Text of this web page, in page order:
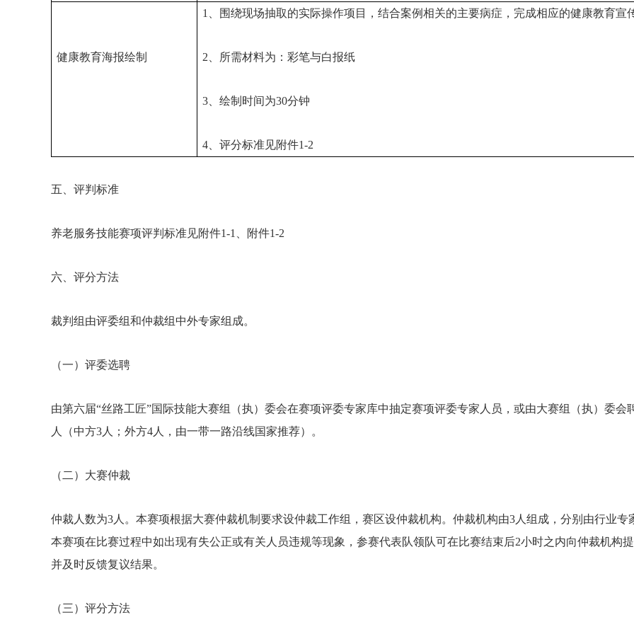
健康教育海报绘制
1、围绕现场抽取的实际操作项目，结合案例相关的主要病症，完成相应的健康教育宣
2、所需材料为：彩笔与白报纸
3、绘制时间为30分钟
4、评分标准见附件1-2
五、评判标准
养老服务技能赛项评判标准见附件1-1、附件1-2
六、评分方法
裁判组由评委组和仲裁组中外专家组成。
（一）评委选聘
由第六届“丝路工匠”国际技能大赛组（执）委会在赛项评委专家库中抽定赛项评委专家人员，或由大赛组（执）委
人（中方3人；外方4人，由一带一路沿线国家推荐）。
（二）大赛仲裁
仲裁人数为3人。本赛项根据大赛仲裁机制要求设仲裁工作组，赛区设仲裁机构。仲裁机构由3人组成，分别由行业专
本赛项在比赛过程中如出现有失公正或有关人员违规等现象，参赛代表队领队可在比赛结束后2小时之内向仲裁机构
并及时反馈复议结果。
（三）评分方法